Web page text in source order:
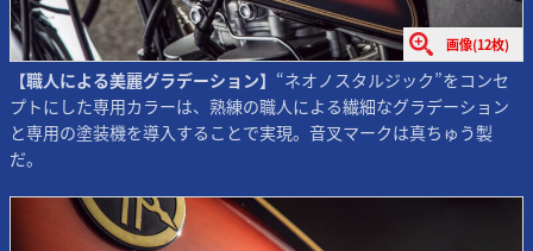
画像(12枚)
【職人による美麗グラデーション】 “ネオノスタルジック”をコンセ
プトにした専用カラーは、熟練の職人による繊細なグラデーション
と専用の塗装機を導入することで実現。音叉マークは真ちゅう製
だ。